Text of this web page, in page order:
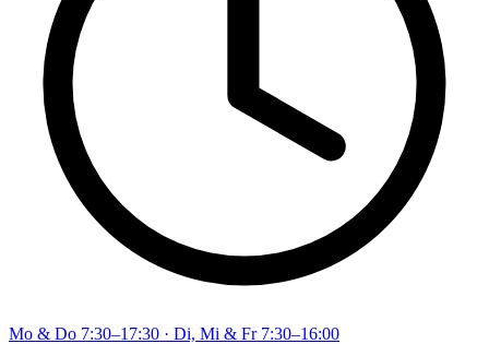
Mo & Do 7:30–17:30 · Di, Mi & Fr 7:30–16:00